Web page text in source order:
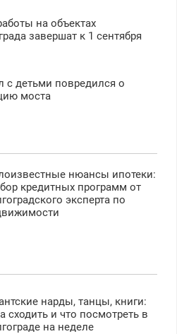
на объектах
завершат к 1 сентября
с детьми повредился о
моста
нюансы ипотеки:
кредитных программ от
эксперта по
нарды, танцы, книги:
сходить и что посмотреть в
на неделе